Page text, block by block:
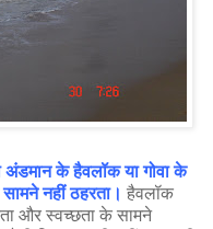
के हैवलॉक या गोवा के
नहीं ठहरता। हैवलॉक
और स्वच्छता के सामने